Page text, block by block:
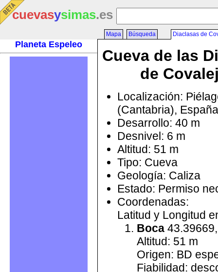
cuevasysimas.es
Planeta Espeleo
Mapa Búsqueda Diaclasas de
Cueva de las
de
Localización:
(Cantabria), España
Desarrollo: 40 m
Desnivel: 6 m
Altitud: 51 m
Tipo: Cueva
Geología: Caliza
Estado: Permiso
Coordenadas:
Latitud y Longitud
Boca
Altitud: 51 m
Origen: BD
Fiabilidad: